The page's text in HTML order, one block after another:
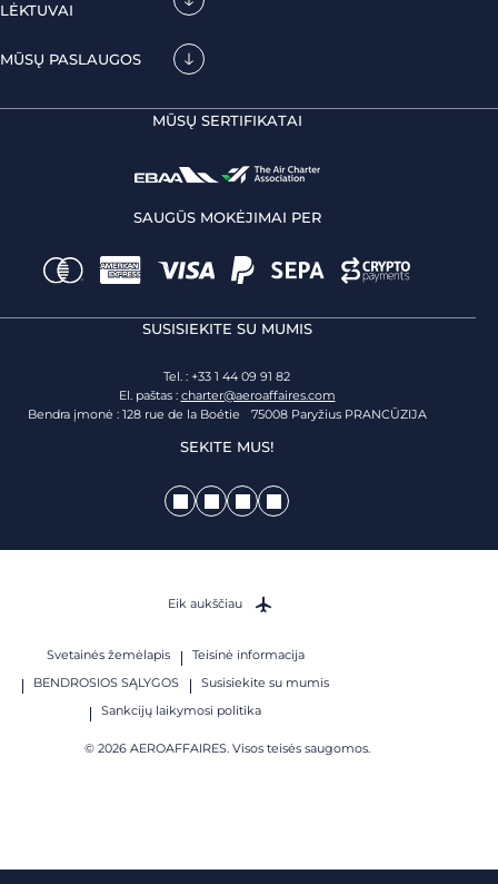
LĖKTUVAI
MŪSŲ PASLAUGOS
MŪSŲ SERTIFIKATAI
SAUGŪS MOKĖJIMAI PER
SUSISIEKITE SU MUMIS
Tel. : +33 1 44 09 91 82
El. paštas : charter@aeroaffaires.com
Bendra įmonė : 128 rue de la Boétie 75008 Paryžius PRANCŪZIJA
SEKITE MUS!
Svetainės žemėlapis
Teisinė informacija
BENDROSIOS SĄLYGOS
Susisiekite su mumis
Sankcijų laikymosi politika
© 2026 AEROAFFAIRES. Visos teisės saugomos.
Eik aukščiau